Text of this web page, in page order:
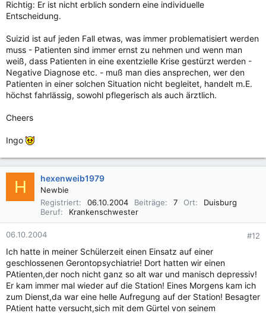
Richtig: Er ist nicht erblich sondern eine individuelle
Entscheidung.
Suizid ist auf jeden Fall etwas, was immer problematisiert werden
muss - Patienten sind immer ernst zu nehmen und wenn man
weiß, dass Patienten in eine exentzielle Krise gestürzt werden -
Negative Diagnose etc. - muß man dies ansprechen, wer den
Patienten in einer solchen Situation nicht begleitet, handelt m.E.
höchst fahrlässig, sowohl pflegerisch als auch ärztlich.
Cheers
Ingo
H hexenweib1979
Newbie
Registriert
06.10.2004 Beiträge 7 Ort
Duisburg
Beruf
Krankenschwester
06.10.2004 #12
Ich hatte in meiner Schülerzeit einen Einsatz auf einer
geschlossenen Gerontopsychiatrie! Dort hatten wir einen
PAtienten,der noch nicht ganz so alt war und manisch depressiv!
Er kam immer mal wieder auf die Station! Eines Morgens kam ich
zum Dienst,da war eine helle Aufregung auf der Station! Besagter
PAtient hatte versucht,sich mit dem Gürtel von seinem